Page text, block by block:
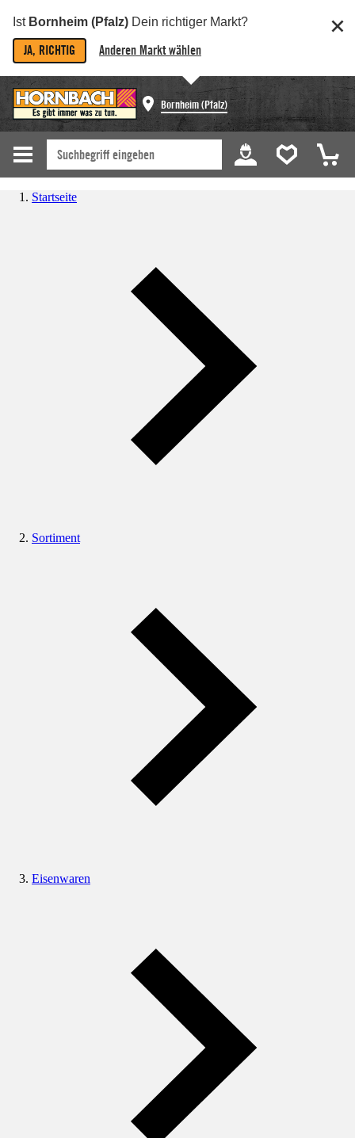
Ist Bornheim (Pfalz) Dein richtiger Markt?
JA, RICHTIG Anderen Markt wählen
Bornheim (Pfalz)
Startseite
Sortiment
Eisenwaren